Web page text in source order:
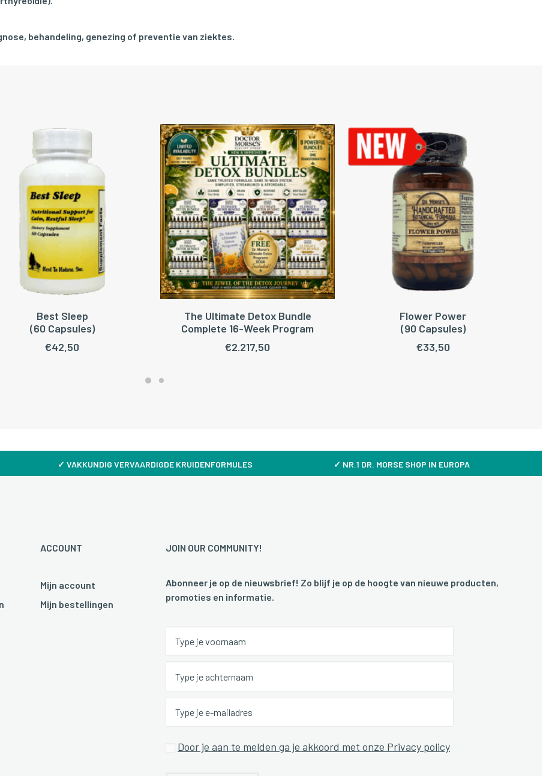
behandeling, genezing of preventie van ziektes.
LEES VERDER
Best Sleep
(60 Capsules)
€42,50
The Ultimate Detox Bundle
Complete 16-Week Program
€2.217,50
TOEVOEGEN AAN WINKELWAGEN
Flower Power
(90 Capsules)
€33,50
✓ VAKKUNDIG VERVAARDIGDE KRUIDENFORMULES ✓ NR.1 DR. MORSE SHOP IN EUROPA
ACCOUNT
Mijn account
Mijn bestellingen
JOIN OUR COMMUNITY!
Abonneer je op de nieuwsbrief! Zo blijf je op de hoogte van nieuwe producten,
promoties en informatie.
Door je aan te melden ga je akkoord met onze Privacy policy